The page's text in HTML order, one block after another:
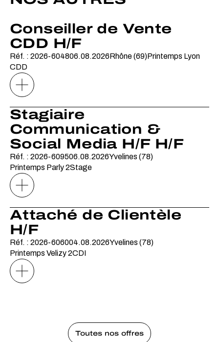
Conseiller de Vente
CDD H/F
Réf. : 2026-604806.08.2026Rhône (69)Printemps Lyon
CDD
Stagiaire
Communication &
Social Media H/F H/F
Réf. : 2026-609506.08.2026Yvelines (78)
Printemps Parly 2Stage
Attaché de Clientèle
H/F
Réf. : 2026-606004.08.2026Yvelines (78)
Printemps Velizy 2CDI
Toutes nos offres